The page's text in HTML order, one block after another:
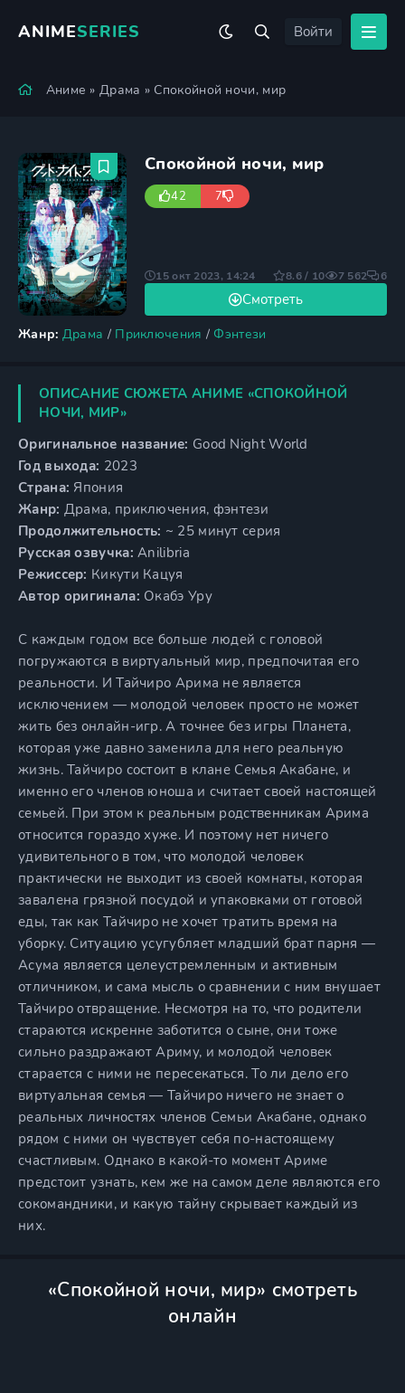
ANIMESERIES Войти
Аниме »Драма » Спокойной ночи, мир
Спокойной ночи, мир
42 7
Жанр: Драма / Приключения / Фэнтези
Смотреть
15 окт 2023, 14:24 8.6 / 10 7 562 6
ОПИСАНИЕ СЮЖЕТА АНИМЕ «СПОКОЙНОЙ
НОЧИ, МИР»
Оригинальное название: Good Night World
Год выхода: 2023
Страна: Япония
Жанр: Драма, приключения, фэнтези
Продолжительность: ~ 25 минут серия
Русская озвучка: Anilibria
Режиссер: Кикути Кацуя
Автор оригинала: Окабэ Уру
С каждым годом все больше людей с головой
погружаются в виртуальный мир, предпочитая его
реальности. И Тайчиро Арима не является
исключением — молодой человек просто не может
жить без онлайн-игр. А точнее без игры Планета,
которая уже давно заменила для него реальную
жизнь. Тайчиро состоит в клане Семья Акабане, и
именно его членов юноша и считает своей настоящей
семьей. При этом к реальным родственникам Арима
относится гораздо хуже. И поэтому нет ничего
удивительного в том, что молодой человек
практически не выходит из своей комнаты, которая
завалена грязной посудой и упаковками от готовой
еды, так как Тайчиро не хочет тратить время на
уборку. Ситуацию усугубляет младший брат парня —
Асума является целеустремленным и активным
отличником, и сама мысль о сравнении с ним внушает
Тайчиро отвращение. Несмотря на то, что родители
стараются искренне заботится о сыне, они тоже
сильно раздражают Ариму, и молодой человек
старается с ними не пересекаться. То ли дело его
виртуальная семья — Тайчиро ничего не знает о
реальных личностях членов Семьи Акабане, однако
рядом с ними он чувствует себя по-настоящему
счастливым. Однако в какой-то момент Ариме
предстоит узнать, кем же на самом деле являются его
сокомандники, и какую тайну скрывает каждый из
них.
«Спокойной ночи, мир» смотреть
онлайн